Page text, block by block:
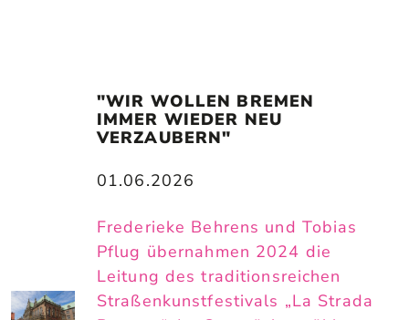
"WIR WOLLEN BREMEN
IMMER WIEDER NEU
VERZAUBERN"
01.06.2026
Frederieke Behrens und Tobias
Pflug übernahmen 2024 die
Leitung des traditionsreichen
Straßenkunstfestivals „La Strada